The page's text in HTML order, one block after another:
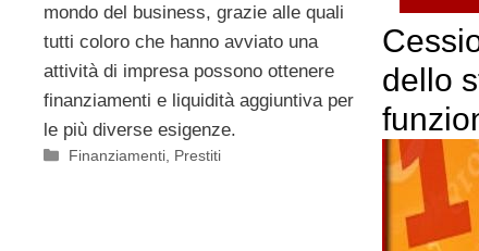
mondo del business, grazie alle quali
tutti coloro che hanno avviato una
attività di impresa possono ottenere
finanziamenti e liquidità aggiuntiva per
le più diverse esigenze.
Categorie
Finanziamenti Prestiti
dello